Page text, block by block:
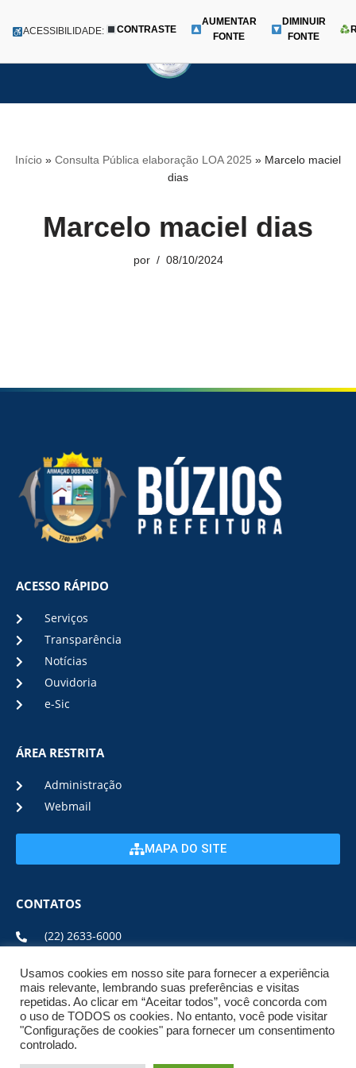
para
Menu
ACESSIBILIDADE: CONTRASTE
AUMENTAR
FONTE
DIMINUIR
FONTE
Início » Consulta Pública elaboração LOA 2025 » Marcelo maciel
dias
Marcelo maciel dias
por 08/10/2024
ACESSO RÁPIDO
Serviços
Transparência
Notícias
Ouvidoria
e-Sic
ÁREA RESTRITA
Administração
Webmail
MAPA DO SITE
CONTATOS
(22) 2633-6000
ENDEREÇO E HORÁRIO
ESTRADA DA USINA, Nº 600 CENTRO, CEP: 28950-000
DE SEGUNDA A SEXTA DE 08:00 ÀS 17:00
Usamos cookies em nosso site para fornecer a experiência
mais relevante, lembrando suas preferências e visitas
repetidas. Ao clicar em “Aceitar todos”, você concorda com
o uso de TODOS os cookies. No entanto, você pode visitar
"Configurações de cookies" para fornecer um consentimento
controlado.